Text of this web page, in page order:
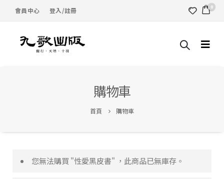
會員中心 登入/註冊 0
購物車
首頁 購物車
您無法購買 "性愛黑皮書" ，此商品已無庫存。